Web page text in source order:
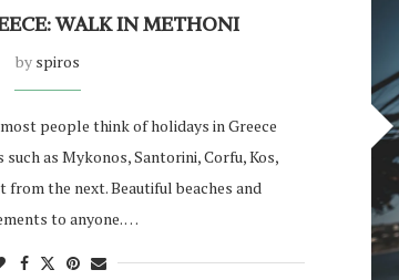
WALK IN METHONI
by spiros
people think of holidays in Greece
as Mykonos, Santorini, Corfu, Kos,
the next. Beautiful beaches and
to anyone. …